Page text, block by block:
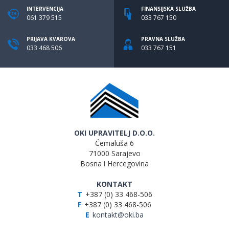
INTERVENCIJA
061 379 515
PRIJAVA KVAROVA
033 468 506
FINANSIJSKA SLUŽBA
033 767 150
PRAVNA SLUŽBA
033 767 151
OKI UPRAVITELJ D.O.O.
Ćemaluša 6
71000 Sarajevo
Bosna i Hercegovina
KONTAKT
T +387 (0) 33 468-506
F +387 (0) 33 468-506
E kontakt@oki.ba